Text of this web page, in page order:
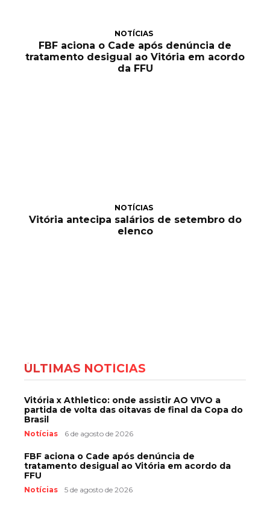
NOTÍCIAS
FBF aciona o Cade após denúncia de
tratamento desigual ao Vitória em acordo
da FFU
NOTÍCIAS
Vitória antecipa salários de setembro do
elenco
ÚLTIMAS NOTÍCIAS
Vitória x Athletico: onde assistir AO VIVO a
partida de volta das oitavas de final da Copa do
Brasil
Notícias 6 de agosto de 2026
FBF aciona o Cade após denúncia de
tratamento desigual ao Vitória em acordo da
FFU
Notícias 5 de agosto de 2026